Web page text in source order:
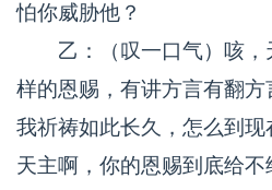
怕你威胁他？
乙：（叹一口气）咳，
样的恩赐，有讲方言有翻方
我祈祷如此长久，怎么到现
天主啊，你的恩赐到底给